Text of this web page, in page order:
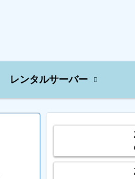
レンタルサーバー